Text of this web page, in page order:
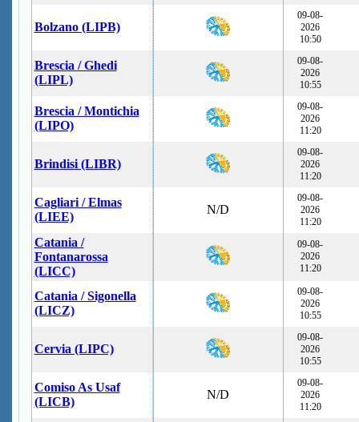
Bolzano (LIPB)
09-08-
2026
10:50
Brescia / Ghedi
(LIPL)
09-08-
2026
10:55
Brescia / Montichia
(LIPO)
09-08-
2026
11:20
Brindisi (LIBR)
09-08-
2026
11:20
Cagliari / Elmas
(LIEE)
N/D
09-08-
2026
11:20
Catania /
Fontanarossa
(LICC)
09-08-
2026
11:20
Catania / Sigonella
(LICZ)
09-08-
2026
10:55
Cervia (LIPC)
09-08-
2026
10:55
Comiso As Usaf
(LICB)
N/D
09-08-
2026
11:20